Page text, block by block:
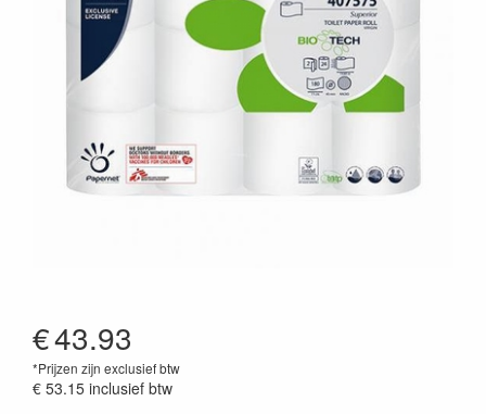
€43.93
*Prijzen zijn exclusief btw
€ 53.15 inclusief btw